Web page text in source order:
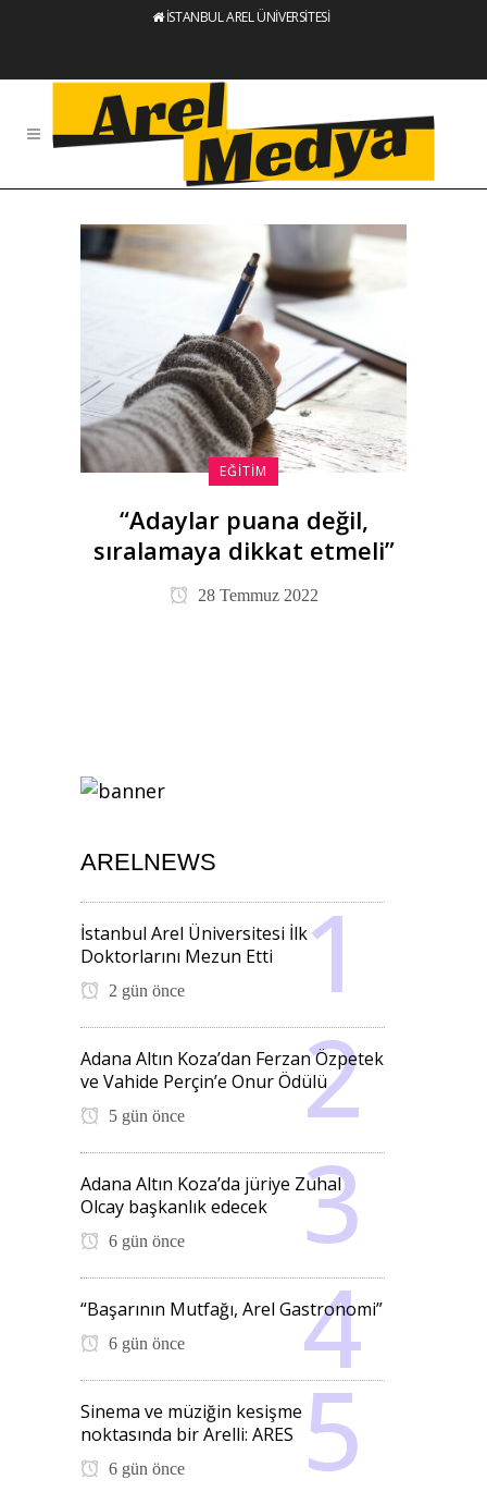
İSTANBUL AREL ÜNİVERSİTESİ
EĞITIM
“Adaylar puana değil,
sıralamaya dikkat etmeli”
28 Temmuz 2022
ARELNEWS
İstanbul Arel Üniversitesi İlk
Doktorlarını Mezun Etti
2 gün önce
Adana Altın Koza’dan Ferzan Özpetek
ve Vahide Perçin’e Onur Ödülü
5 gün önce
Adana Altın Koza’da jüriye Zuhal
Olcay başkanlık edecek
6 gün önce
“Başarının Mutfağı, Arel Gastronomi”
6 gün önce
Sinema ve müziğin kesişme
noktasında bir Arelli: ARES
6 gün önce